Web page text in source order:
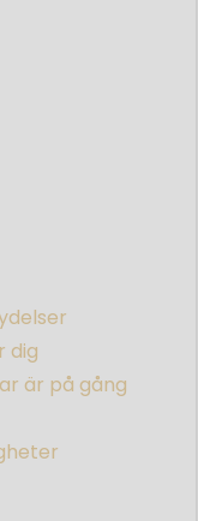
dig
är på gång